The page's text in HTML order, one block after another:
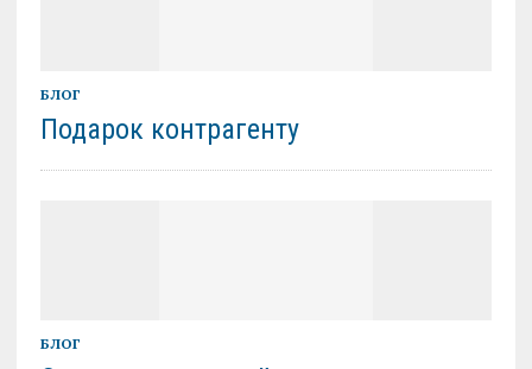
БЛОГ
Подарок контрагенту
БЛОГ